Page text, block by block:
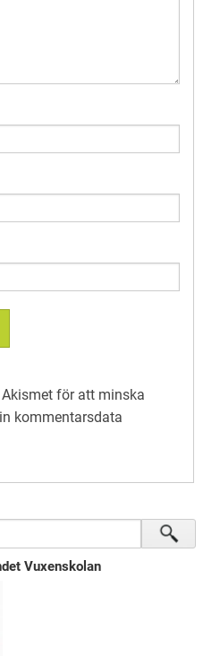
för att minska
kommentarsdata
Vuxenskolan